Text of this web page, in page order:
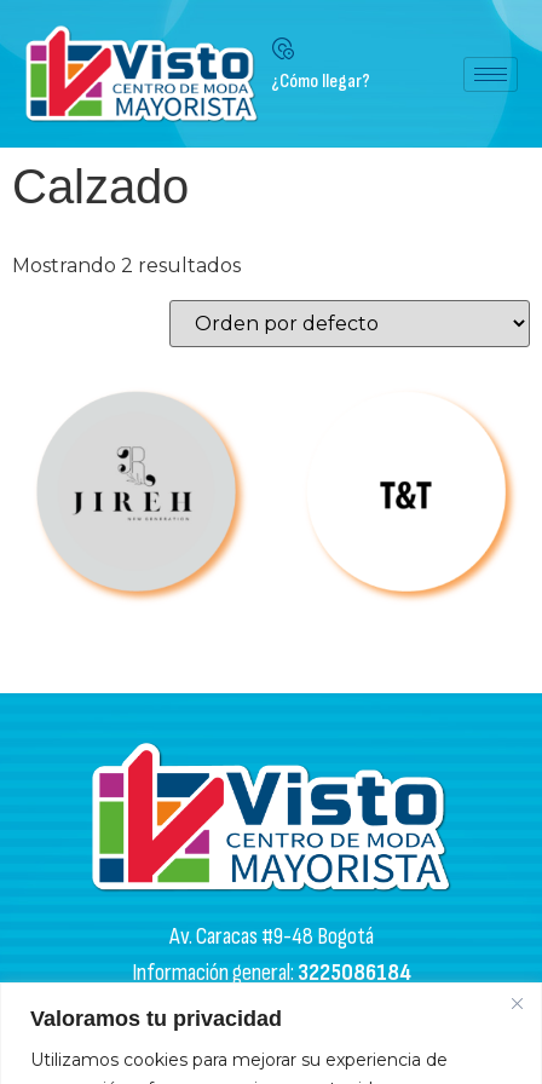
Valoramos tu privacidad
Utilizamos cookies para mejorar su experiencia de
¿Cómo llegar?
Calzado
Mostrando 2 resultados
Av. Caracas #9-48 Bogotá
Información general:3225086184
PQR:3102133050
HORARIOS DE APERTURA